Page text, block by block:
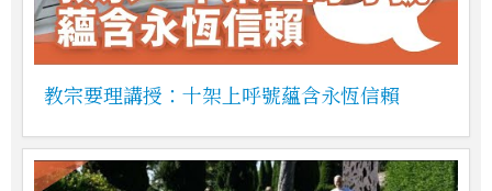
教宗要理講授：十架上呼號蘊含永恆信賴